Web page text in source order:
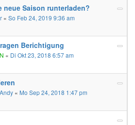
neue Saison runterladen?
« So Feb 24, 2019 9:36 am
Berichtigung
« Di Okt 23, 2018 6:57 am
« Mo Sep 24, 2018 1:47 pm